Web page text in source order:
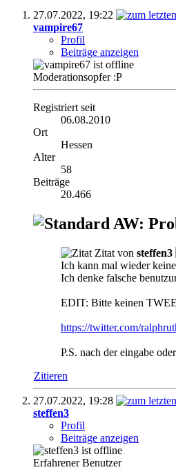
27.07.2022, 19:22
vampire67
Profil
Beiträge anzeigen
Moderationsopfer :P
Registriert seit
06.08.2010
Ort
Hessen
Alter
58
Beiträge
20.466
AW:
Zitat von steffen3
Ich kann mal wieder
Ich denke falsche
EDIT: Bitte keinen
https://twitter.com/
P.S. nach der eingabe
Zitieren
27.07.2022, 19:28
steffen3
Profil
Beiträge anzeigen
Erfahrener Benutzer